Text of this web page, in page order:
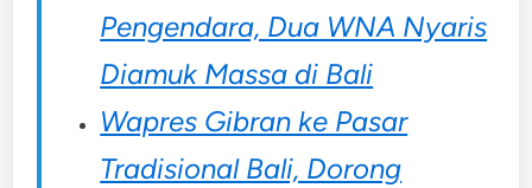
Pengendara, Dua WNA Nyaris
Diamuk Massa di Bali
Wapres Gibran ke Pasar
Tradisional Bali, Dorong